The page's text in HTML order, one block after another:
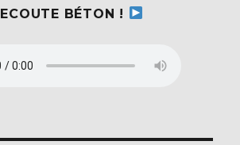
ECOUTE BÉTON !